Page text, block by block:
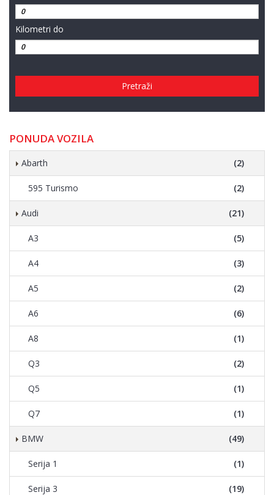
Kilometri do
Pretraži
PONUDA VOZILA
Abarth (2)
595 Turismo (2)
Audi (21)
A3 (5)
A4 (3)
A5 (2)
A6 (6)
A8 (1)
Q3 (2)
Q5 (1)
Q7 (1)
BMW (49)
Serija 1 (1)
Serija 3 (19)